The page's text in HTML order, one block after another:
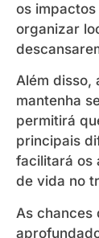
os
organizar
Além disso,
mantenha
permitirá
principais
facilitará os
de vida no
As chances